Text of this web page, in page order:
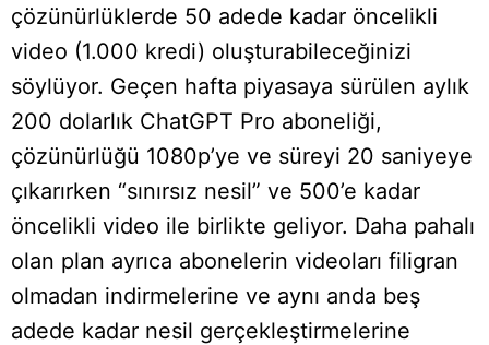
çözünürlüklerde 50 adede kadar öncelikli
video (1.000 kredi) oluşturabileceğinizi
söylüyor. Geçen hafta piyasaya sürülen aylık
200 dolarlık ChatGPT Pro aboneliği,
çözünürlüğü 1080p’ye ve süreyi 20 saniyeye
çıkarırken “sınırsız nesil” ve 500’e kadar
öncelikli video ile birlikte geliyor. Daha pahalı
olan plan ayrıca abonelerin videoları filigran
olmadan indirmelerine ve aynı anda beş
adede kadar nesil gerçekleştirmelerine